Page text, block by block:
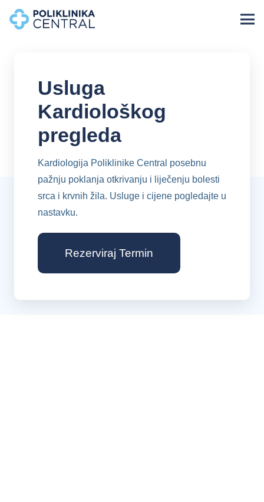
Usluga
Kardiološkog
pregleda
Kardiologija Poliklinike Central posebnu
pažnju poklanja otkrivanju i liječenju bolesti
srca i krvnih žila. Usluge i cijene pogledajte u
nastavku.
Rezerviraj Termin